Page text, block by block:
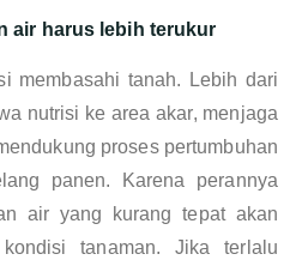
air harus lebih terukur
membasahi tanah. Lebih dari
nutrisi ke area akar, menjaga
proses pertumbuhan
panen. Karena perannya
air yang kurang tepat akan
kondisi tanaman. Jika terlalu